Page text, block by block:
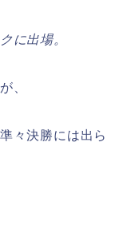
に出場。
、
々決勝には出ら